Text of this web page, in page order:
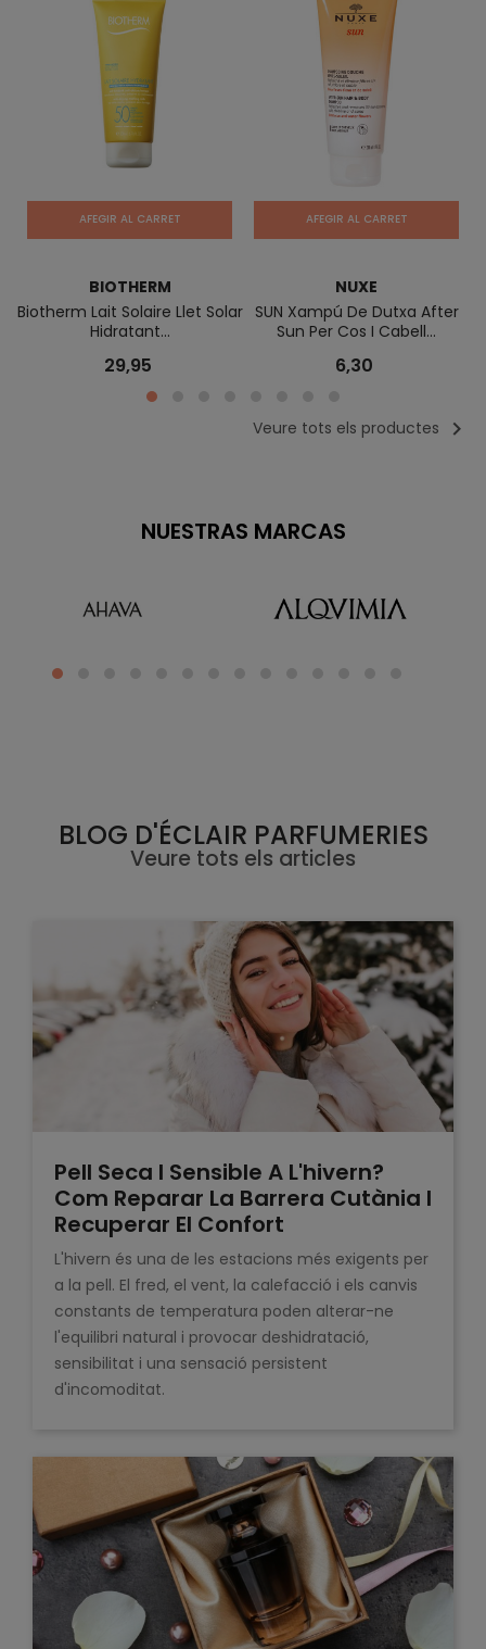
AFEGIR AL CARRET
BIOTHERM
Biotherm Lait Solaire Llet Solar
Hidratant...
29,95
AFEGIR AL CARRET
NUXE
SUN Xampú De Dutxa After
Sun Per Cos I Cabell...
6,30
Veure tots els productes 
NUESTRAS MARCAS
BLOG D'ÉCLAIR PARFUMERIES
Veure tots els articles
Pell Seca I Sensible A L'hivern?
Com Reparar La Barrera Cutània I
Recuperar El Confort
L'hivern és una de les estacions més exigents per
a la pell. El fred, el vent, la calefacció i els canvis
constants de temperatura poden alterar-ne
l'equilibri natural i provocar deshidratació,
sensibilitat i una sensació persistent
d'incomoditat.